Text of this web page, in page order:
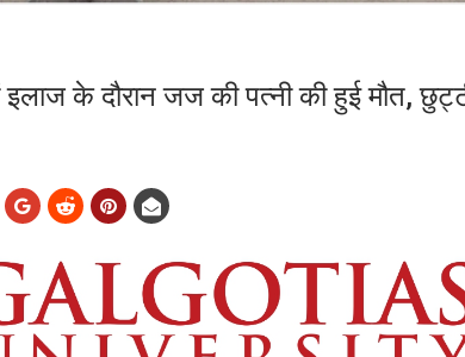
इलाज के दौरान जज की पत्नी की हुई मौत,